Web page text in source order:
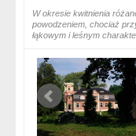
W okresie kwitnienia
powodzeniem, chociaż
łąkowym i leśnym